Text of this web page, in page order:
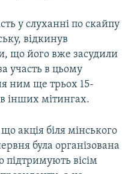
у слуханні по скайпу
відкинув
що його вже засудили
участь в цьому
ним ще трьох 15-
інших мітингах.
акція біля мінського
була організована
підтримують вісім